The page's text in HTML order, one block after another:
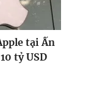
tại Ấn
tỷ USD